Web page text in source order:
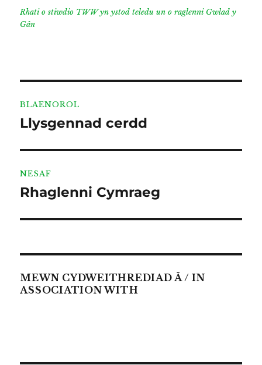
Rhati o stiwdio TWW yn ystod teledu un o raglenni Gwlad y
Gân
cofnod
BLAENOROL
Cofnod
Llysgennad cerdd
NESAF
Cofnod
Rhaglenni Cymraeg
MEWN CYDWEITHREDIAD Â / IN
ASSOCIATION WITH